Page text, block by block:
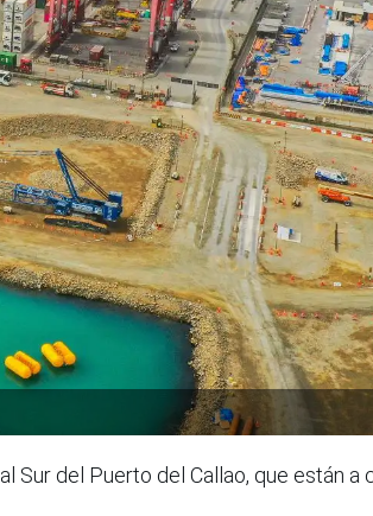
Sur del Puerto del Callao, que están a